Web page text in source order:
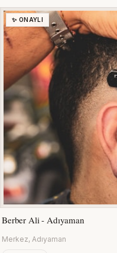
✨ ONAYLI
Berber Ali - Adıyaman
Merkez, Adıyaman